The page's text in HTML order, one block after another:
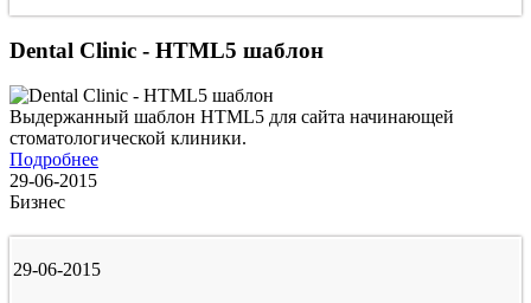
Dental Clinic - HTML5 шаблон
Выдержанный шаблон HTML5 для сайта начинающей
стоматологической клиники.
Подробнее
29-06-2015
Бизнес
29-06-2015